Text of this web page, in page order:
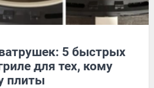
5 быстрых
для тех, кому
плиты